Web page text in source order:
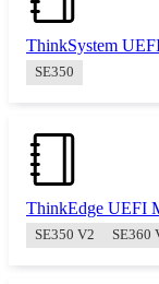
ThinkSystem
SE350
ThinkEdge UEFI
SE350 V2 SE360